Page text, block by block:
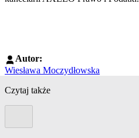
Autor:
Wiesława Moczydłowska
Czytaj także